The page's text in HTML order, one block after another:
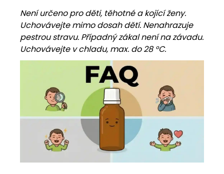
Není určeno pro děti, těhotné a kojící ženy.
Uchovávejte mimo dosah dětí. Nenahrazuje
pestrou stravu. Případný zákal není na závadu.
Uchovávejte v chladu, max. do 28 °C.